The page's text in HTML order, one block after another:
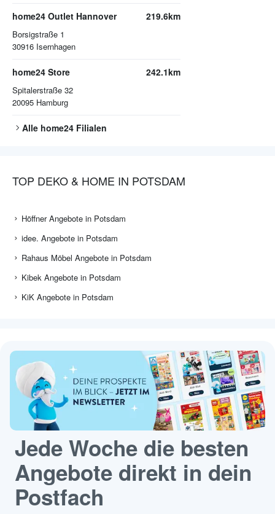
home24 Outlet Hannover
Borsigstraße 1
30916 Isernhagen
219.6km
home24 Store
Spitalerstraße 32
20095 Hamburg
242.1km
Alle home24 Filialen
TOP DEKO & HOME IN POTSDAM
Höffner Angebote in Potsdam
idee. Angebote in Potsdam
Rahaus Möbel Angebote in Potsdam
Kibek Angebote in Potsdam
KiK Angebote in Potsdam
Jede Woche die besten
Angebote direkt in dein
Postfach